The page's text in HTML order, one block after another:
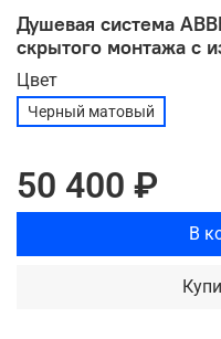
Душевая система
скрытого монтажа с
Цвет
Черный матовый
50 400 ₽
В